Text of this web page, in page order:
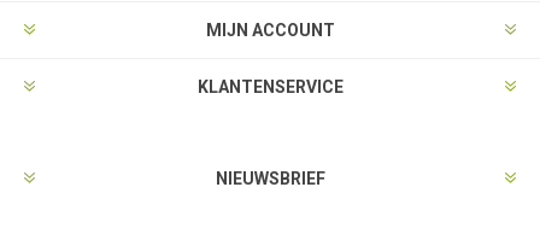
MIJN ACCOUNT
KLANTENSERVICE
NIEUWSBRIEF